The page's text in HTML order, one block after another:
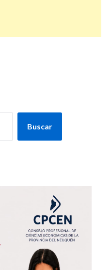
Buscar